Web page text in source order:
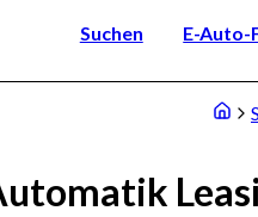
Suchen E-Auto-